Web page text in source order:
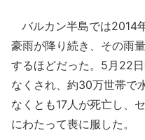
バルカン半島では2014
豪雨が降り続き、その雨
するほどだった。5月22
なくされ、約30万世帯で
なくとも17人が死亡し、
にわたって喪に服した。